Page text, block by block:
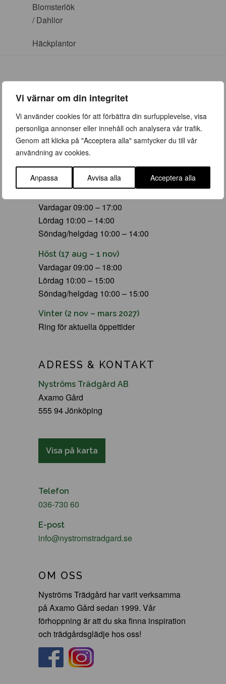
Vi värnar om din integritet
Vi använder cookies för att förbättra din surfupplevelse, visa
personliga annonser eller innehåll och analysera vår trafik.
Genom att klicka på "Acceptera alla" samtycker du till vår
användning av cookies.
Anpassa Avvisa alla Acceptera alla
Blomsterlök
/ Dahlior
Häckplantor
ÖPPETTIDER
Vår (23 mars – 28 juni)
Vardagar 09:00 – 19:00
Lördag 10:00 – 16:00
Söndag/helgdag 10:00 – 16:00
Vardagar 09:00 – 17:00
Lördag 10:00 – 14:00
Söndag/helgdag 10:00 – 14:00
Höst (17 aug – 1 nov)
Vardagar 09:00 – 18:00
Lördag 10:00 – 15:00
Söndag/helgdag 10:00 – 15:00
Vinter (2 nov – mars 2027)
Ring för aktuella öppettider
ADRESS & KONTAKT
Nyströms Trädgård AB
Axamo Gård
555 94 Jönköping
Visa på karta
Telefon
036-730 60
E-post
info@nystromstradgard.se
OM OSS
Nyströms Trädgård har varit verksamma
på Axamo Gård sedan 1999. Vår
förhoppning är att du ska finna inspiration
och trädgårdsglädje hos oss!